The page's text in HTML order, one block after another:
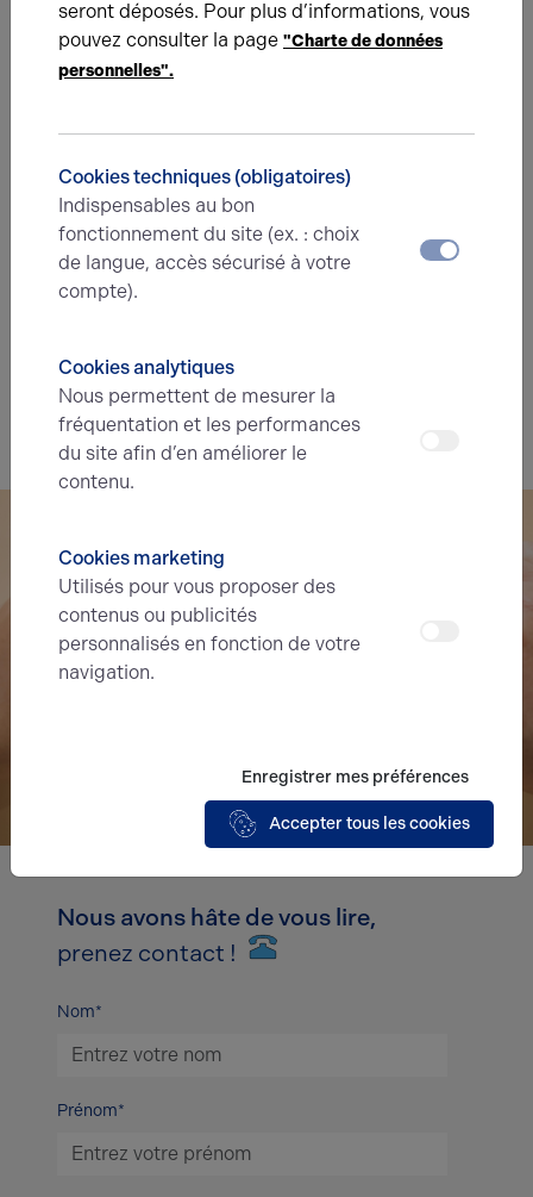
Énergie
B C D E F G
Diagnostic de performance énergétique
Diagnostic DPE en cours
B C
Indice d'émission de gaz à effet de serre
Diagnostic GES en cours
Nous avons hâte de vous lire,
prenez contact !
Nom*
Prénom*
seront déposés. Pour plus d’informations, vous
pouvez consulter la page "Charte de données
personnelles".
Cookies techniques (obligatoires)
Indispensables au bon
fonctionnement du site (ex. : choix
de langue, accès sécurisé à votre
compte).
Cookies analytiques
Nous permettent de mesurer la
fréquentation et les performances
du site afin d’en améliorer le
contenu.
Cookies marketing
Utilisés pour vous proposer des
contenus ou publicités
personnalisés en fonction de votre
navigation.
Enregistrer mes préférences
Accepter tous les cookies